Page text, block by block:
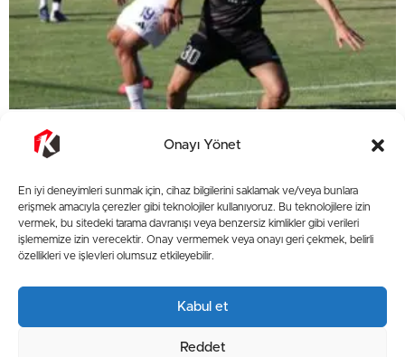
Onayı Yönet
En iyi deneyimleri sunmak için, cihaz bilgilerini saklamak ve/veya bunlara
erişmek amacıyla çerezler gibi teknolojiler kullanıyoruz. Bu teknolojilere izin
vermek, bu sitedeki tarama davranışı veya benzersiz kimlikler gibi verileri
işlememize izin verecektir. Onay vermemek veya onayı geri çekmek, belirli
özellikleri ve işlevleri olumsuz etkileyebilir.
Kabul et
Reddet
Erciyes 38 FK, hazırlık maçında All Bidda’yı 2-0
mağlup etti